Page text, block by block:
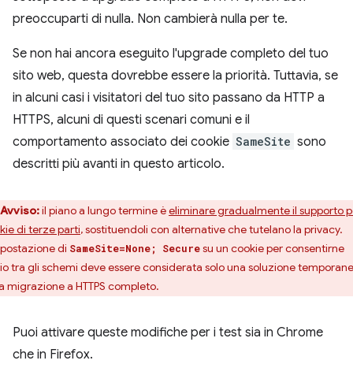
preoccuparti di nulla. Non cambierà nulla per te.
Se non hai ancora eseguito l'upgrade completo del tuo
sito web, questa dovrebbe essere la priorità. Tuttavia, se
in alcuni casi i visitatori del tuo sito passano da HTTP a
HTTPS, alcuni di questi scenari comuni e il
comportamento associato dei cookie SameSite sono
descritti più avanti in questo articolo.
Avviso:il piano a lungo termine èeliminare gradualmente il supporto
di terze parti, sostituendoli con alternative che tutelano la privacy.
di SameSite=None; Securesu un cookie per consentirne
tra gli schemi deve essere considerata solo una soluzione
migrazione a HTTPS completo.
Puoi attivare queste modifiche per i test sia in Chrome
che in Firefox.